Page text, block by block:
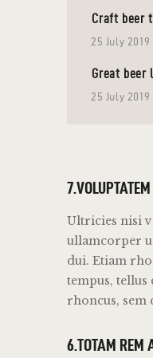
Craft beer
25 July 2019
Great beer
25 July 2019
Ultricies nisi
ullamcorper
dui. Etiam
tempus, tellus
rhoncus, sem
6.TOTAM REM